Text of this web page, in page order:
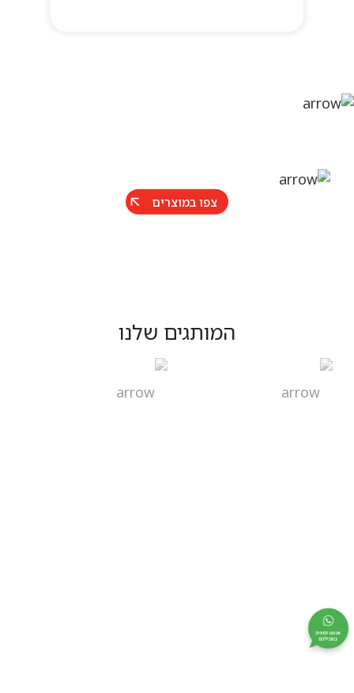
צפו במוצרים
המותגים שלנו